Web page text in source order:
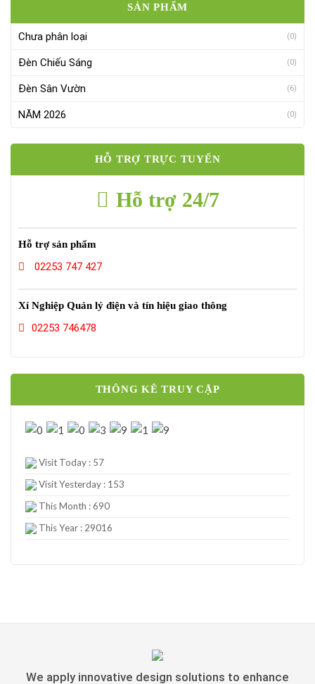
SẢN PHẨM
Chưa phân loại (0)
Đèn Chiếu Sáng (0)
Đèn Sân Vườn (6)
NĂM 2026 (0)
HỖ TRỢ TRỰC TUYẾN
Hỗ trợ 24/7
Hỗ trợ sản phẩm
02253 747 427
Xí Nghiệp Quản lý điện và tín hiệu giao thông
02253 746478
THÔNG KÊ TRUY CẬP
Visit Today : 57
Visit Yesterday : 153
This Month : 690
This Year : 29016
We apply innovative design solutions to enhance